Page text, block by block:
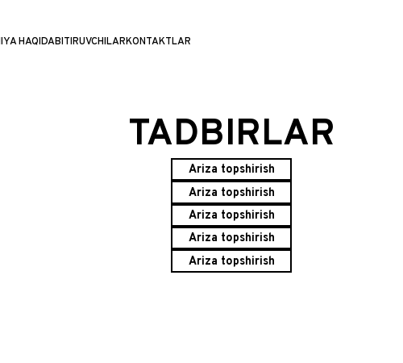
HAQIDABITIRUVCHILARKONTAKTLAR
TADBIRLAR
Ariza topshirish
Ariza topshirish
Ariza topshirish
Ariza topshirish
Ariza topshirish